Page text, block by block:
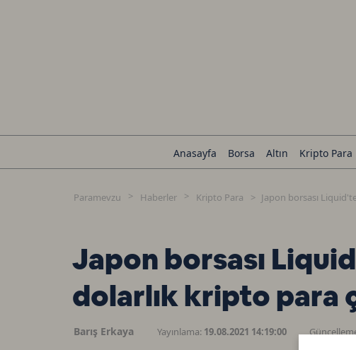
Anasayfa Borsa Altın Kripto Para
Paramevzu Haberler Kripto Para Japon borsası
Japon borsası
dolarlık kripto para
Barış Erkaya Yayınlama: 19.08.2021 14:19:00